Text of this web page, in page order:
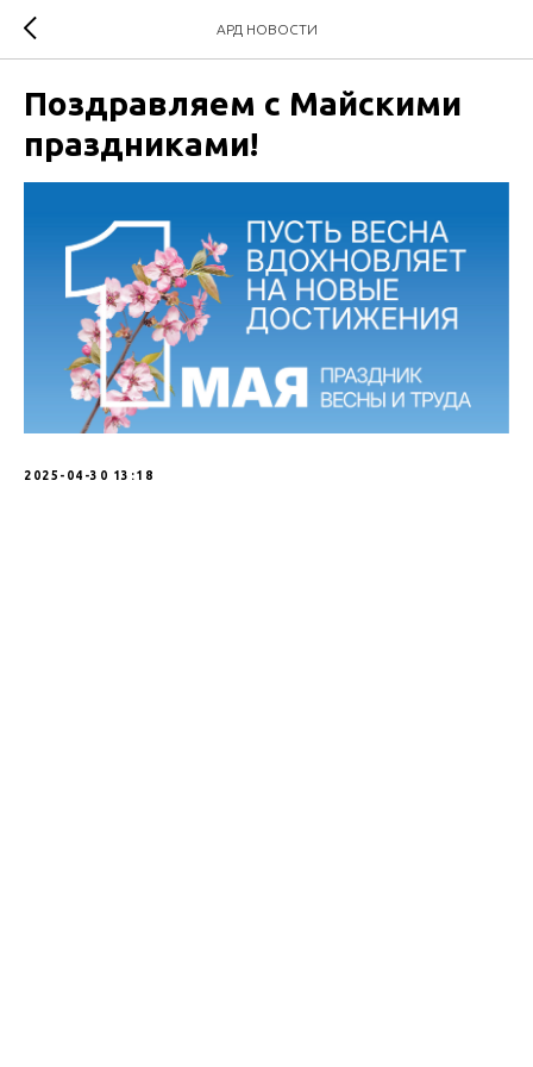
АРД НОВОСТИ
Поздравляем с Майскими
праздниками!
2025-04-30 13:18